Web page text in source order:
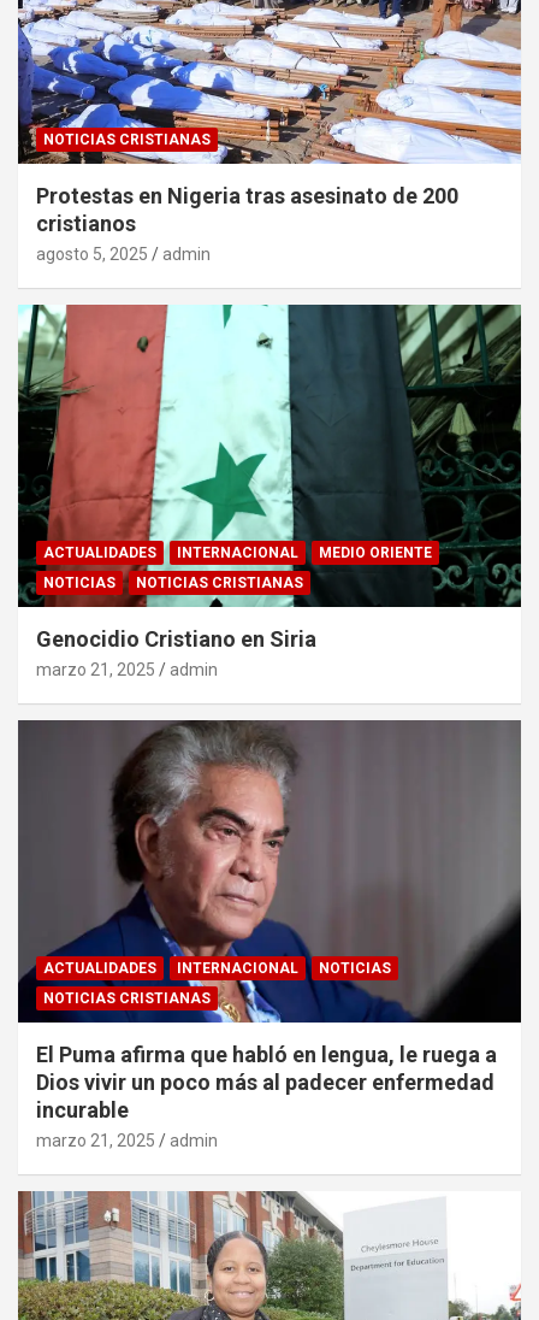
NOTICIAS CRISTIANAS
Protestas en Nigeria tras asesinato de 200
cristianos
agosto 5, 2025 admin
ACTUALIDADES INTERNACIONAL
MEDIO ORIENTE
NOTICIAS
NOTICIAS CRISTIANAS
Genocidio Cristiano en Siria
marzo 21, 2025 admin
ACTUALIDADES INTERNACIONAL
NOTICIAS
NOTICIAS CRISTIANAS
El Puma afirma que habló en lengua, le ruega a
Dios vivir un poco más al padecer enfermedad
incurable
marzo 21, 2025 admin